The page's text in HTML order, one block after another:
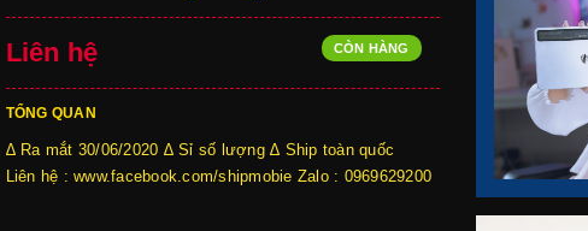
Liên hệ CÒN HÀNG
TỔNG QUAN
∆ Ra mắt 30/06/2020 ∆ Sỉ số lượng ∆ Ship toàn quốc
Liên hệ : www.facebook.com/shipmobie Zalo : 0969629200